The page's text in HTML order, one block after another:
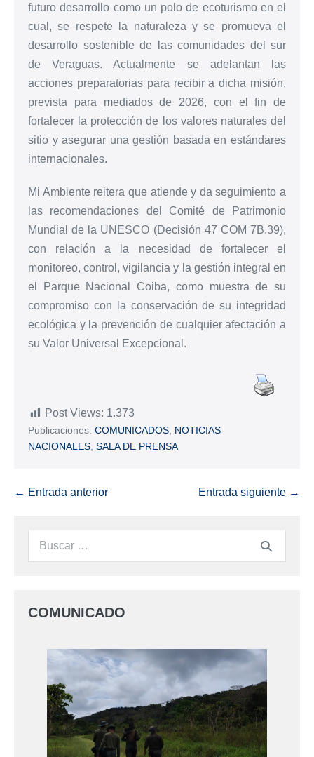
futuro desarrollo como un polo de ecoturismo en el
cual, se respete la naturaleza y se promueva el
desarrollo sostenible de las comunidades del sur
de Veraguas. Actualmente se adelantan las
acciones preparatorias para recibir a dicha misión,
prevista para mediados de 2026, con el fin de
fortalecer la protección de los valores naturales del
sitio y asegurar una gestión basada en estándares
internacionales.
Mi Ambiente reitera que atiende y da seguimiento a
las recomendaciones del Comité de Patrimonio
Mundial de la UNESCO (Decisión 47 COM 7B.39),
con relación a la necesidad de fortalecer el
monitoreo, control, vigilancia y la gestión integral en
el Parque Nacional Coiba, como muestra de su
compromiso con la conservación de su integridad
ecológica y la prevención de cualquier afectación a
su Valor Universal Excepcional.
Post Views: 1.373
Publicaciones: COMUNICADOS NOTICIAS
NACIONALES SALA DE PRENSA
← Entrada anterior Entrada siguiente →
COMUNICADO